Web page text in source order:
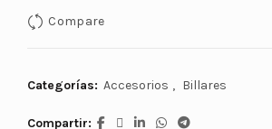
Compare
Categorías: Accesorios , Billares
Compartir